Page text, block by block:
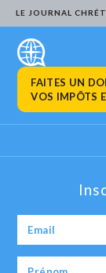
LE JOURNAL
FAITES UN
VOS IMPÔTS